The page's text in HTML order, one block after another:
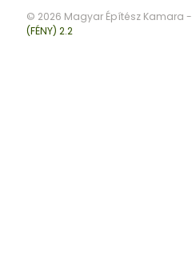
© 2026 Magyar Építész Kamara -
(FÉNY) 2.2